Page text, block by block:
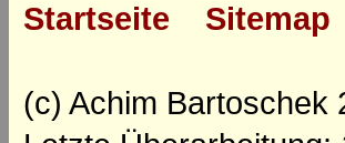
Startseite Sitemap
(c) Achim Bartoschek